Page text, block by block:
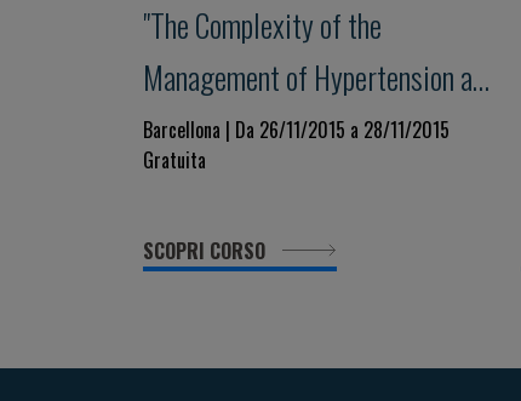
"The Complexity of the
Management of Hypertension and
its Comorbidities"
Barcellona | Da 26/11/2015 a 28/11/2015
Gratuita
SCOPRI CORSO